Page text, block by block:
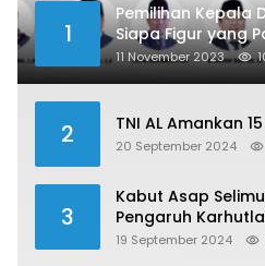
1
Pemilihan Kepala
Siapa Figur yang
Publik?
11 November 2023
2 TNI AL Amankan
20 September 2024
3
Kabut Asap
Pengaruh Karhutla
19 September 2024